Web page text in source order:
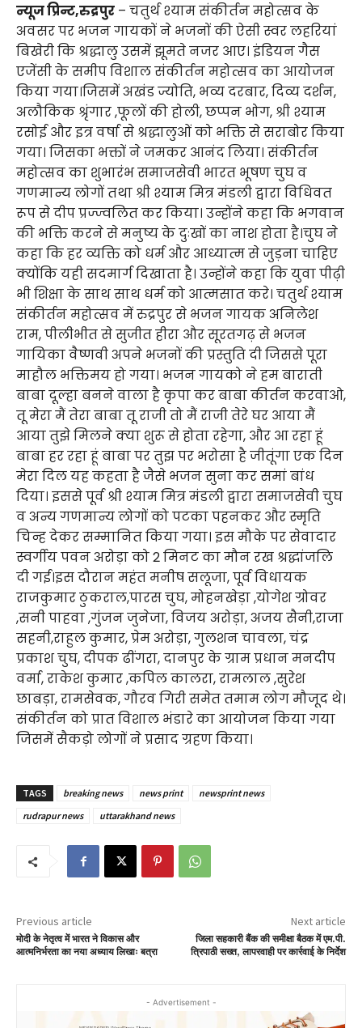
न्यूज प्रिन्ट,रुद्रपुर – चतुर्थ श्याम संकीर्तन महोत्सव के
अवसर पर भजन गायकों ने भजनों की ऐसी स्वर लहरियां
बिखेरी कि श्रद्धालु उसमें झूमते नजर आए। इंडियन गैस
एजेंसी के समीप विशाल संकीर्तन महोत्सव का आयोजन
किया गया।जिसमें अखंड ज्योति, भव्य दरबार, दिव्य दर्शन,
अलौकिक श्रृंगार ,फूलों की होली, छप्पन भोग, श्री श्याम
रसोई और इत्र वर्षा से श्रद्धालुओं को भक्ति से सराबोर किया
गया। जिसका भक्तों ने जमकर आनंद लिया। संकीर्तन
महोत्सव का शुभारंभ समाजसेवी भारत भूषण चुघ व
गणमान्य लोगों तथा श्री श्याम मित्र मंडली द्वारा विधिवत
रूप से दीप प्रज्ज्वलित कर किया। उन्होंने कहा कि भगवान
की भक्ति करने से मनुष्य के दुःखों का नाश होता है।चुघ ने
कहा कि हर व्यक्ति को धर्म और आध्यात्म से जुड़ना चाहिए
क्योंकि यही सदमार्ग दिखाता है। उन्होंने कहा कि युवा पीढ़ी
भी शिक्षा के साथ साथ धर्म को आत्मसात करे। चतुर्थ श्याम
संकीर्तन महोत्सव में रुद्रपुर से भजन गायक अनिलेश
राम, पीलीभीत से सुजीत हीरा और सूरतगढ़ से भजन
गायिका वैष्णवी अपने भजनों की प्रस्तुति दी जिससे पूरा
माहौल भक्तिमय हो गया। भजन गायको ने हम बाराती
बाबा दूल्हा बनने वाला है कृपा कर बाबा कीर्तन करवाओ,
तू मेरा मैं तेरा बाबा तू राजी तो मैं राजी तेरे घर आया मैं
आया तुझे मिलने क्या शुरू से होता रहेगा, और आ रहा हूं
बाबा हर रहा हूं बाबा पर तुझ पर भरोसा है जीतूंगा एक दिन
मेरा दिल यह कहता है जैसे भजन सुना कर समां बांध
दिया। इससे पूर्व श्री श्याम मित्र मंडली द्वारा समाजसेवी चुघ
व अन्य गणमान्य लोगों को पटका पहनकर और स्मृति
चिन्ह देकर सम्मानित किया गया। इस मौके पर सेवादार
स्वर्गीय पवन अरोड़ा को 2 मिनट का मौन रख श्रद्धांजलि
दी गई।इस दौरान महंत मनीष सलूजा, पूर्व विधायक
राजकुमार ठुकराल,पारस चुघ, मोहनखेड़ा ,योगेश ग्रोवर
,सनी पाहवा ,गुंजन जुनेजा, विजय अरोड़ा, अजय सैनी,राजा
सहनी,राहुल कुमार, प्रेम अरोड़ा, गुलशन चावला, चंद्र
प्रकाश चुघ, दीपक ढींगरा, दानपुर के ग्राम प्रधान मनदीप
वर्मा, राकेश कुमार ,कपिल कालरा, रामलाल ,सुरेश
छाबड़ा, रामसेवक, गौरव गिरी समेत तमाम लोग मौजूद थे।
संकीर्तन को प्रात विशाल भंडारे का आयोजन किया गया
जिसमें सैकड़ो लोगों ने प्रसाद ग्रहण किया।
TAGS breaking news news print
newsprint news
rudrapur news
uttarakhand news
Previous article
मोदी के नेतृत्व में भारत ने विकास और
आत्मनिर्भरता का नया अध्याय लिखाः बत्रा
Next article
जिला सहकारी बैंक की समीक्षा बैठक में एम.पी.
त्रिपाठी सख्त, लापरवाही पर कार्रवाई के निर्देश
- Advertisement -